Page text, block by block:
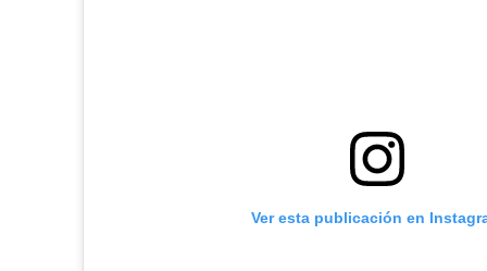
Ver esta publicación en